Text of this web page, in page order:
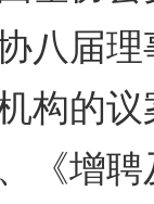
八届
构的
《增